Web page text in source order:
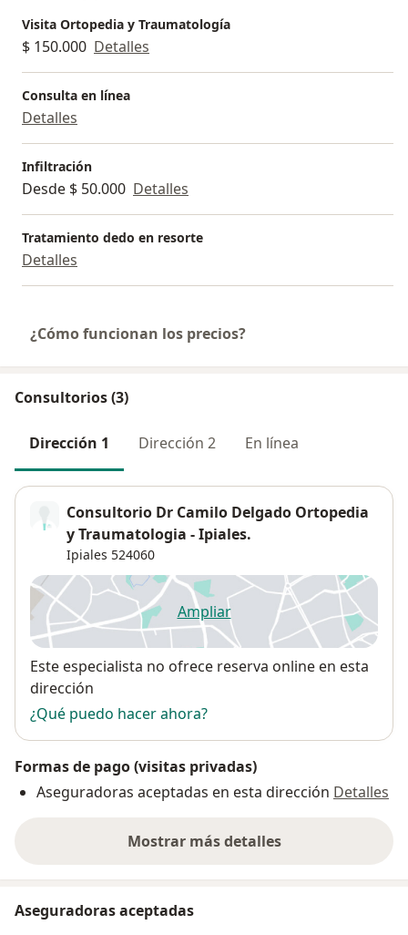
Visita Ortopedia y Traumatología
$ 150.000 Detalles
Consulta en línea
Detalles
Infiltración
Desde $ 50.000 Detalles
Tratamiento dedo en resorte
Detalles
¿Cómo funcionan los precios?
Consultorios (3)
Dirección 1 Dirección 2 En línea
Consultorio Dr Camilo Delgado Ortopedia
y Traumatologia - Ipiales.
Ipiales 524060
Ampliarse abre en una nueva
Disponibilidad
Este especialista no ofrece reserva online en esta
dirección
¿Qué puedo hacer ahora?
Formas de pago (visitas privadas)
Aseguradoras aceptadas en esta dirección Detalles
Mostrar más detalles
sobre la dirección
Aseguradoras aceptadas